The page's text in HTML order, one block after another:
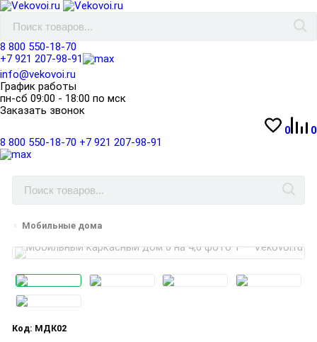
8 800 550-18-70
+7 921 207-98-91
info@vekovoi.ru
График работы
пн-сб 09:00 - 18:00 по мск
Заказать звонок
0
0
8 800 550-18-70 +7 921 207-98-91
Мобильные дома
МДК02